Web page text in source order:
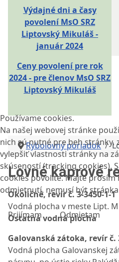
Výdajné dni a časy
povolení MsO SRZ
Liptovský Mikuláš -
január 2024
Ceny povolení pre rok
2024 - pre členov MsO SRZ
Liptovský Mikuláš
Rybolovný poriadok
Lovné kaprové
Okoličné, revír č. 3-3450-1-1
Vodná plocha v meste Lipt.
Ostatná vodná plocha
Galovanská zátoka, revír č.
Vodná plocha Galovanskej
Používame cookies.
Na našej webovej stránke
nich sú nutné pre beh stránky,
vylepšiť vlastnosti stránky na
skúseností (tracking cookies).
cookies povolíte. Majte prosím
odmietnutí, nemusí být
Prijímam Odmietam